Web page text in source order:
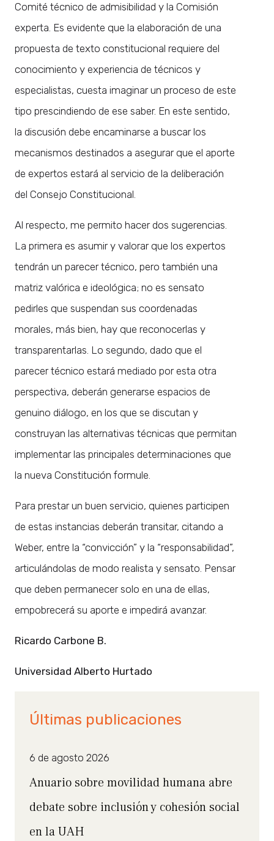
Comité técnico de admisibilidad y la Comisión
experta. Es evidente que la elaboración de una
propuesta de texto constitucional requiere del
conocimiento y experiencia de técnicos y
especialistas, cuesta imaginar un proceso de este
tipo prescindiendo de ese saber. En este sentido,
la discusión debe encaminarse a buscar los
mecanismos destinados a asegurar que el aporte
de expertos estará al servicio de la deliberación
del Consejo Constitucional.
Al respecto, me permito hacer dos sugerencias.
La primera es asumir y valorar que los expertos
tendrán un parecer técnico, pero también una
matriz valórica e ideológica; no es sensato
pedirles que suspendan sus coordenadas
morales, más bien, hay que reconocerlas y
transparentarlas. Lo segundo, dado que el
parecer técnico estará mediado por esta otra
perspectiva, deberán generarse espacios de
genuino diálogo, en los que se discutan y
construyan las alternativas técnicas que permitan
implementar las principales determinaciones que
la nueva Constitución formule.
Para prestar un buen servicio, quienes participen
de estas instancias deberán transitar, citando a
Weber, entre la “convicción” y la “responsabilidad”,
articulándolas de modo realista y sensato. Pensar
que deben permanecer solo en una de ellas,
empobrecerá su aporte e impedirá avanzar.
Ricardo Carbone B.
Universidad Alberto Hurtado
Últimas publicaciones
6 de agosto 2026
Anuario sobre movilidad humana abre
debate sobre inclusión y cohesión social
en la UAH